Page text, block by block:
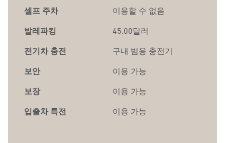
셀프 주차 이용할 수 없음
발레파킹 45.00달러
전기차 충전 구내 범용 충전기
보안 이용 가능
보장 이용 가능
입출차 특전 이용 가능